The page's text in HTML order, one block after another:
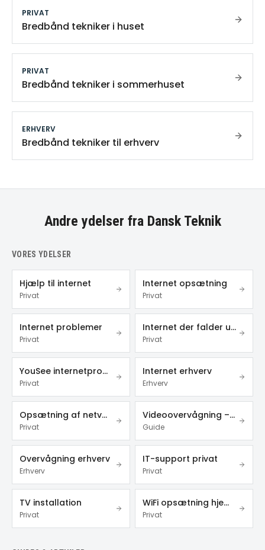
PRIVAT
Bredbånd tekniker i huset
PRIVAT
Bredbånd tekniker i sommerhuset
ERHVERV
Bredbånd tekniker til erhverv
Andre ydelser fra Dansk Teknik
VORES YDELSER
Hjælp til internet
Privat
Internet opsætning
Privat
Internet problemer
Privat
Internet der falder ud
Privat
YouSee internetproblemer
Privat
Internet erhverv
Erhverv
Opsætning af netværk
Privat
Videoovervågning – privat & erhverv
Guide
Overvågning erhverv
Erhverv
IT-support privat
Privat
TV installation
Privat
WiFi opsætning hjemme
Privat